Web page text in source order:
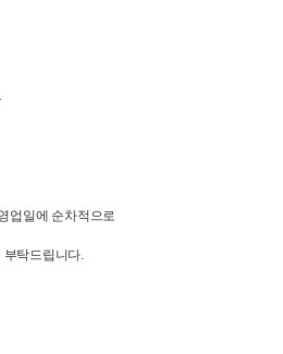
업일에 순차적으로
부탁드립니다.